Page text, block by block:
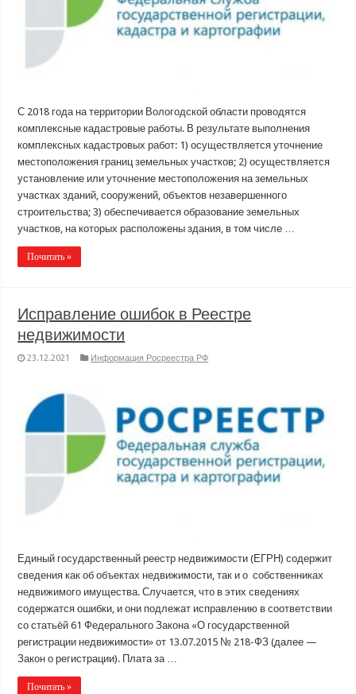
С 2018 года на территории Вологодской области проводятся
комплексные кадастровые работы. В результате выполнения
комплексных кадастровых работ: 1) осуществляется уточнение
местоположения границ земельных участков; 2) осуществляется
установление или уточнение местоположения на земельных
участках зданий, сооружений, объектов незавершенного
строительства; 3) обеспечивается образование земельных
участков, на которых расположены здания, в том числе …
Почитать »
Исправление ошибок в Реестре
недвижимости
23.12.2021 Информация Росреестра РФ
Единый государственный реестр недвижимости (ЕГРН) содержит
сведения как об объектах недвижимости, так и о собственниках
недвижимого имущества. Случается, что в этих сведениях
содержатся ошибки, и они подлежат исправлению в соответствии
со статьёй 61 Федерального Закона «О государственной
регистрации недвижимости» от 13.07.2015 № 218-ФЗ (далее —
Закон о регистрации). Плата за …
Почитать »